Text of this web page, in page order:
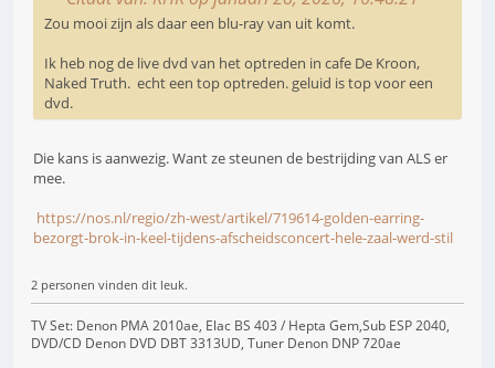
Zou mooi zijn als daar een blu-ray van uit komt.
Ik heb nog de live dvd van het optreden in cafe De Kroon,
Naked Truth. echt een top optreden. geluid is top voor een
dvd.
Die kans is aanwezig. Want ze steunen de bestrijding van ALS er
mee.
https://nos.nl/regio/zh-west/artikel/719614-golden-earring-
bezorgt-brok-in-keel-tijdens-afscheidsconcert-hele-zaal-werd-stil
2 personen vinden dit leuk.
TV Set: Denon PMA 2010ae, Elac BS 403 / Hepta Gem,Sub ESP 2040,
DVD/CD Denon DVD DBT 3313UD, Tuner Denon DNP 720ae